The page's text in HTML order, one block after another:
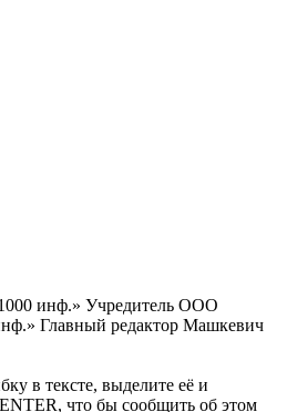
инф.» Учредитель ООО
Главный редактор Машкевич
в тексте, выделите её и
что бы сообщить об этом